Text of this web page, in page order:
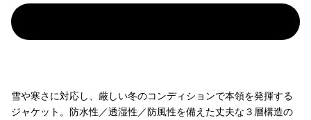
雪や寒さに対応し、厳しい冬のコンディションで本領を発揮する
ジャケット。防水性／透湿性／防風性を備えた丈夫な３層構造の